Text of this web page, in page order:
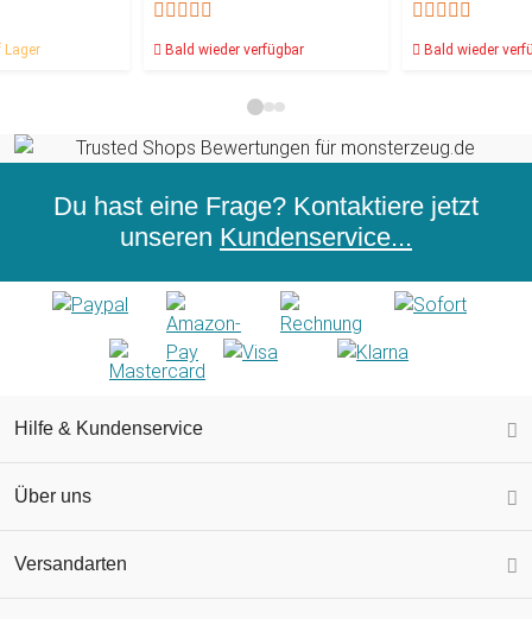
Bald wieder verfügbar Bald wieder
Du hast eine Frage? Kontaktiere jetzt
unseren Kundenservice...
Hilfe & Kundenservice
Über uns
Versandarten